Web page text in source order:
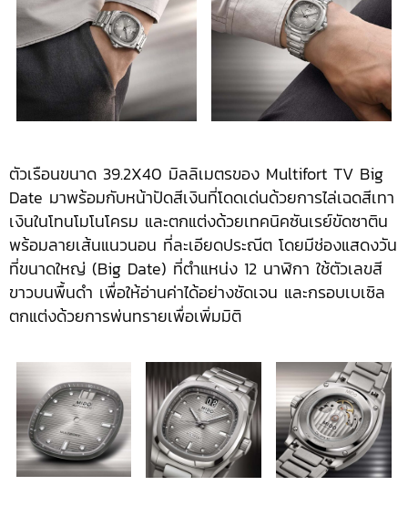
ตัวเรือนขนาด 39.2X40 มิลลิเมตรของ Multifort TV Big
Date มาพร้อมกับหน้าปัดสีเงินที่โดดเด่นด้วยการไล่เฉดสีเทา
เงินในโทนโมโนโครม และตกแต่งด้วยเทคนิคซันเรย์ขัดซาติน
พร้อมลายเส้นแนวนอน ที่ละเอียดประณีต โดยมีช่องแสดงวัน
ที่ขนาดใหญ่ (Big Date) ที่ตำแหน่ง 12 นาฬิกา ใช้ตัวเลขสี
ขาวบนพื้นดำ เพื่อให้อ่านค่าได้อย่างชัดเจน และกรอบเบเซิล
ตกแต่งด้วยการพ่นทรายเพื่อเพิ่มมิติ